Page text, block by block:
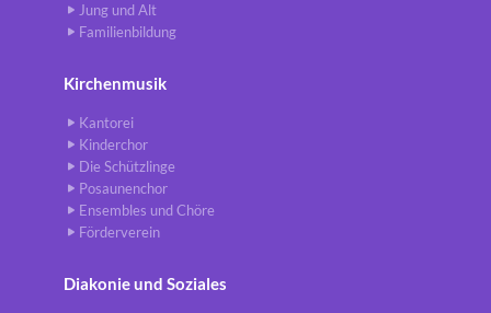
Jung und Alt
Familienbildung
Kirchenmusik
Kantorei
Kinderchor
Die Schützlinge
Posaunenchor
Ensembles und Chöre
Förderverein
Diakonie und Soziales